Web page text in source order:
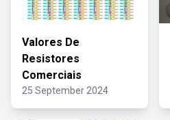
Valores De
Resistores
Comerciais
25 September 2024